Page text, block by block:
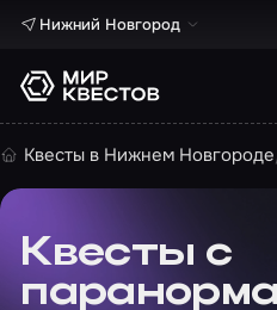
Нижний Новгород
Квесты в Нижнем Новгороде
Квесты с